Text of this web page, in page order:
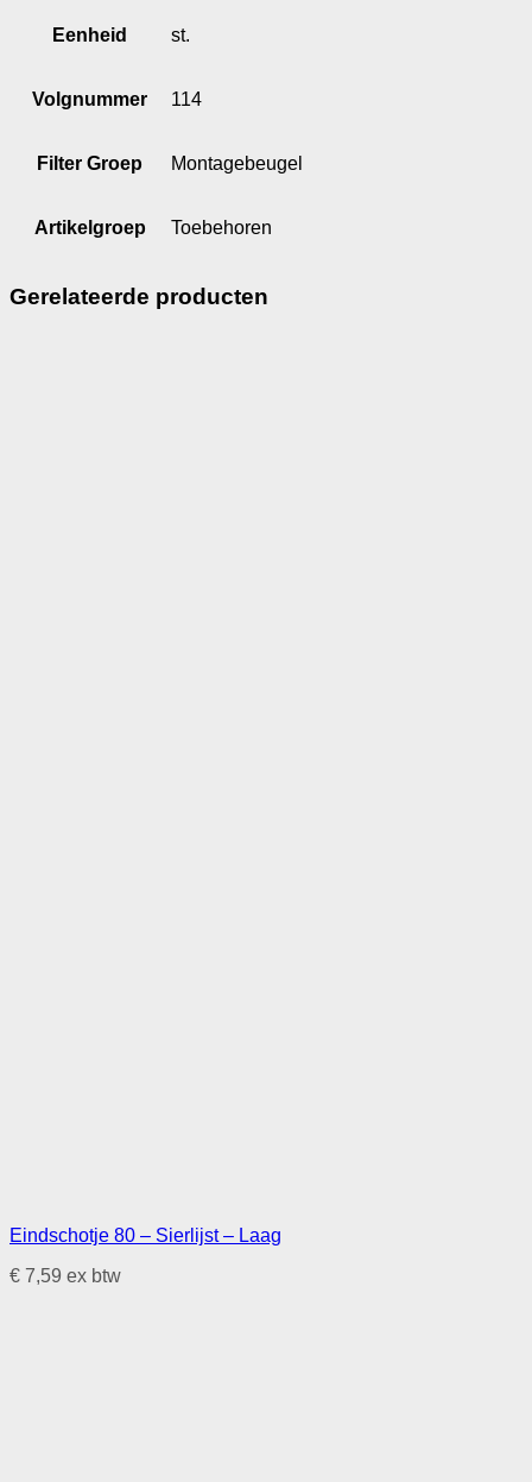
Eenheid st.
Volgnummer 114
Filter Groep Montagebeugel
Artikelgroep Toebehoren
Gerelateerde producten
Eindschotje 80 – Sierlijst – Laag
€ 7,59 ex btw